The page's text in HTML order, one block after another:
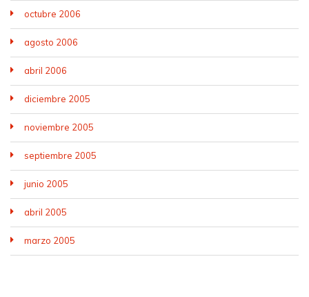
octubre 2006
agosto 2006
abril 2006
diciembre 2005
noviembre 2005
septiembre 2005
junio 2005
abril 2005
marzo 2005